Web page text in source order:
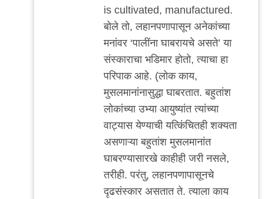
is cultivated, manufactured.
बोले तो, लहानपणापासून अनेकांच्या
मनांवर ‘पालींना घाबरायचे असते’ या
संस्काराचा भडिमार होतो, त्याचा हा
परिपाक आहे. (लोक काय,
मुसलमानांनासुद्धा घाबरतात. बहुतांश
लोकांच्या उभ्या आयुष्यांत त्यांच्या
वाट्यास येण्याची यत्किंचितही शक्यता
असणाऱ्या बहुतांश मुसलमानांत
घाबरण्यासारखे काहीही जरी नसले,
तरीही. परंतु, लहानपणापासूनचे
दृढसंस्कार असतात ते. त्याला काय